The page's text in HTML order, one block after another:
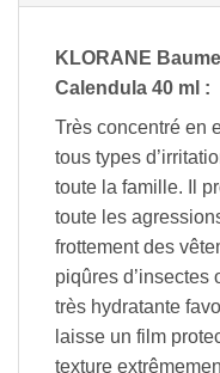
KLORANE
Calendula 40 ml :
Très concentré en
tous types
toute la famille. Il
toute les
frottement des
piqûres d’insectes
très hydratante
laisse un film
texture